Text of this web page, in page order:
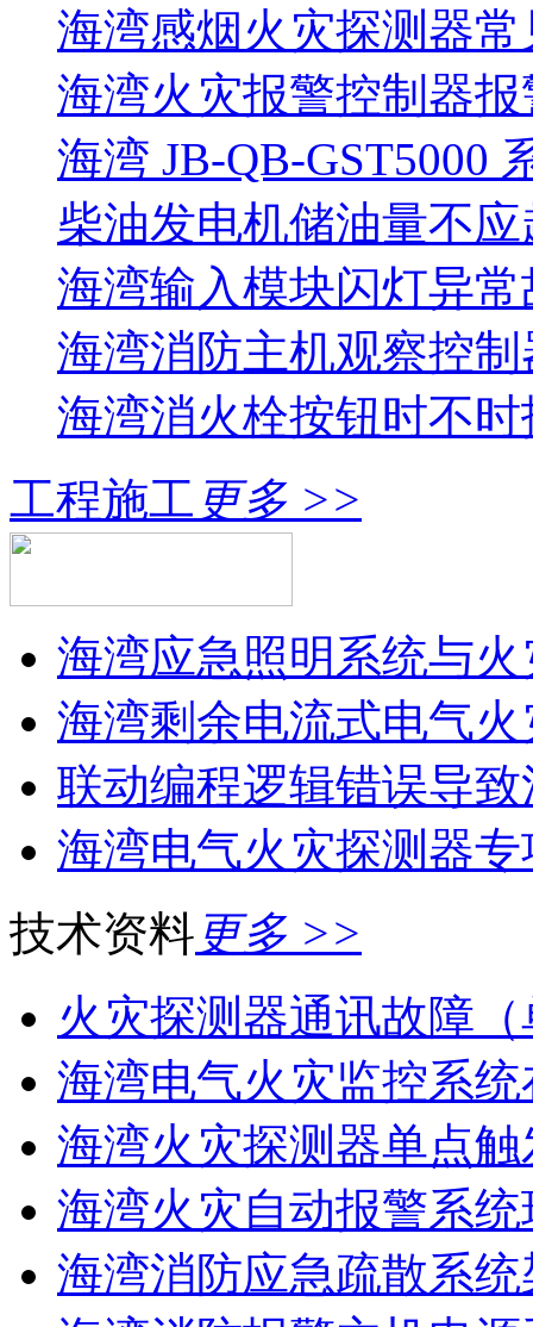
海湾感烟火灾探测器
海湾火灾报警控制器报
海湾 JB-QB-GST5000
柴油发电机储油量不应
海湾输入模块闪灯异
海湾消防主机观察控制
海湾消火栓按钮时不
工程施工 更多 >>
海湾应急照明系统与火
海湾剩余电流式电气火
联动编程逻辑错误导致
海湾电气火灾探测器
技术资料 更多 >>
火灾探测器通讯故障
海湾电气火灾监控系统
海湾火灾探测器单点
海湾火灾自动报警系统
海湾消防应急疏散系统